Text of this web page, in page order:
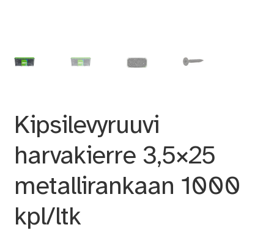
Kipsilevyruuvi
harvakierre 3,5×25
metallirankaan 1000
kpl/ltk